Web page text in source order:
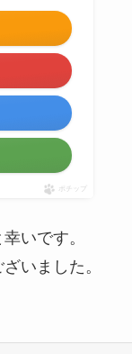
ポチップ
いです。
いました。